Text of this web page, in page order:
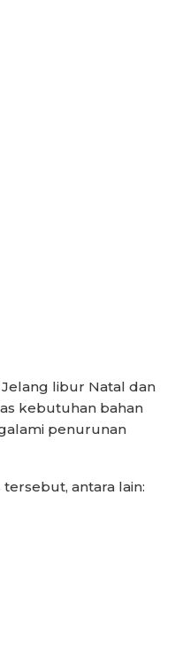
Jelang libur Natal dan
kebutuhan bahan
penurunan
antara lain: